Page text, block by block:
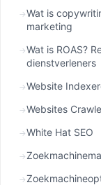
Wat is
marketing
Wat is ROAS?
dienstverleners
Website
Websites
White Hat SEO